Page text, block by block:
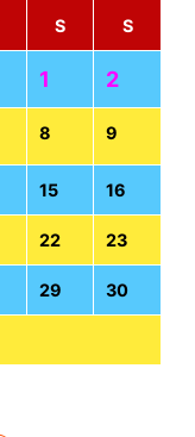
S S
1 2
8 9
15 16
22 23
29 30